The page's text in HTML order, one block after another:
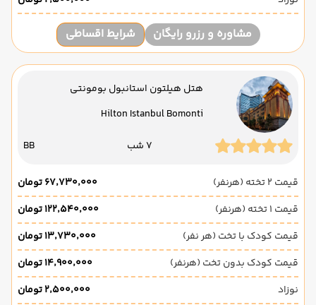
مشاوره و رزرو رایگان شرایط اقساطی
هتل هیلتون استانبول بومونتی
Hilton Istanbul Bomonti
7 شب BB
قیمت 2 تخته (هرنفر)
۶۷٬۷۳۰٬۰۰۰ تومان
قیمت 1 تخته (هرنفر)
۱۲۲٬۵۴۰٬۰۰۰ تومان
قیمت کودک با تخت (هر نفر)
۱۳٬۷۳۰٬۰۰۰ تومان
قیمت کودک بدون تخت (هرنفر)
۱۴٬۹۰۰٬۰۰۰ تومان
نوزاد
۲٬۵۰۰٬۰۰۰ تومان